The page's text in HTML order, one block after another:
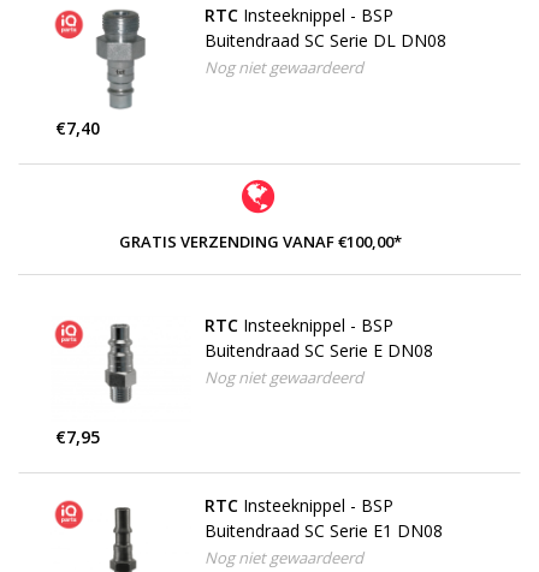
RTC Insteeknippel - BSP
Buitendraad SC Serie DL DN08
Nog niet gewaardeerd
€7,40
GRATIS VERZENDING VANAF €100,00*
RTC Insteeknippel - BSP
Buitendraad SC Serie E DN08
Nog niet gewaardeerd
€7,95
RTC Insteeknippel - BSP
Buitendraad SC Serie E1 DN08
Nog niet gewaardeerd